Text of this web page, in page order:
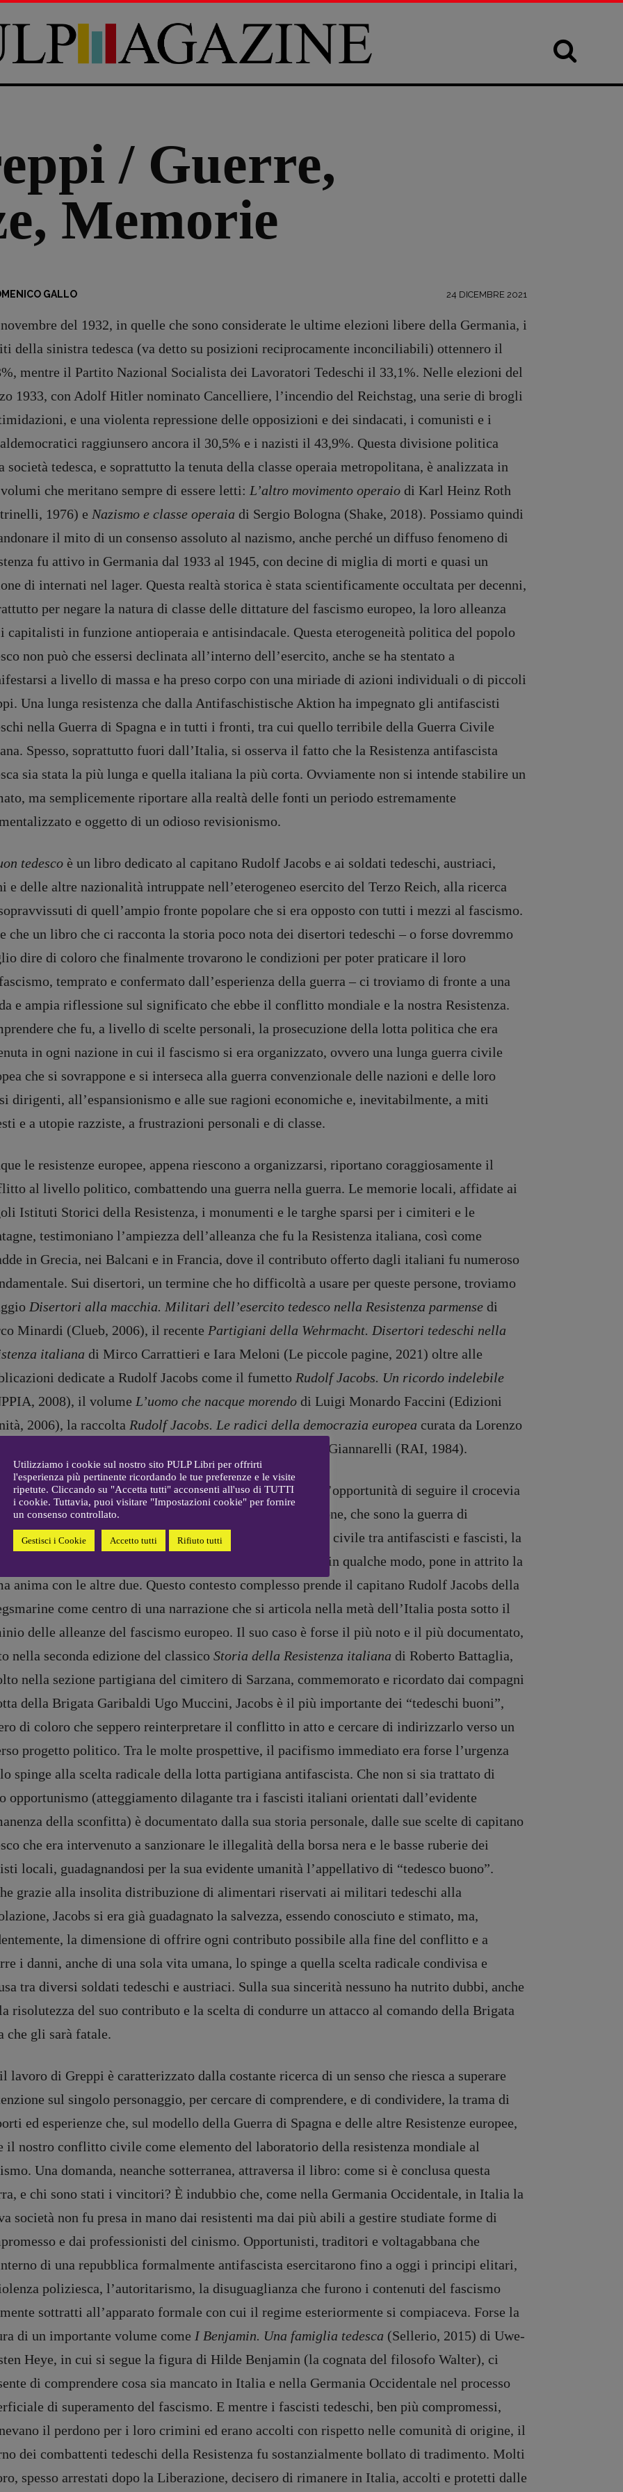
40
2022
DIRETTRICE RESPONSABILE
Antonella Marrone
REDAZIONE
Walter Catalano,Giuseppe
Roberto Derobertis ,Elio
Grasso,Fabio Malagnini,
Michielin ,Nicole Spallina,
Roberto Sturm,Tania Tonin
CONTATTI
recensioni:
Elio Grasso
[eliovoyager@gmail.com]
Coordinamento Primo Piano
[michielin.elisabetta@gmail.com]
[anna.dare.comunicazione@gmail.
com]
Fabio Malagnini
[fabio.malagnini@gmail.com]
social media:
Valentina Marcoli
/ Guerre,
Memorie
GALLO 24 DICEMBRE 2021
del 1932, in quelle che sono considerate le ultime elezioni libere della Germania, i
della sinistra tedesca (va detto su posizioni reciprocamente inconciliabili) ottennero il
mentre il Partito Nazional Socialista dei Lavoratori Tedeschi il 33,1%. Nelle elezioni del
1933, con Adolf Hitler nominato Cancelliere, l’incendio del Reichstag, una serie di brogli
e una violenta repressione delle opposizioni e dei sindacati, i comunisti e i
raggiunsero ancora il 30,5% e i nazisti il 43,9%. Questa divisione politica
società tedesca, e soprattutto la tenuta della classe operaia metropolitana, è analizzata in
che meritano sempre di essere letti: L’altro movimento operaio di Karl Heinz Roth
1976) e Nazismo e classe operaia di Sergio Bologna (Shake, 2018). Possiamo quindi
il mito di un consenso assoluto al nazismo, anche perché un diffuso fenomeno di
fu attivo in Germania dal 1933 al 1945, con decine di miglia di morti e quasi un
di internati nel lager. Questa realtà storica è stata scientificamente occultata per decenni,
per negare la natura di classe delle dittature del fascismo europeo, la loro alleanza
capitalisti in funzione antioperaia e antisindacale. Questa eterogeneità politica del popolo
non può che essersi declinata all’interno dell’esercito, anche se ha stentato a
a livello di massa e ha preso corpo con una miriade di azioni individuali o di piccoli
Una lunga resistenza che dalla Antifaschistische Aktion ha impegnato gli antifascisti
nella Guerra di Spagna e in tutti i fronti, tra cui quello terribile della Guerra Civile
Spesso, soprattutto fuori dall’Italia, si osserva il fatto che la Resistenza antifascista
sia stata la più lunga e quella italiana la più corta. Ovviamente non si intende stabilire un
ma semplicemente riportare alla realtà delle fonti un periodo estremamente
e oggetto di un odioso revisionismo.
tedesco è un libro dedicato al capitano Rudolf Jacobs e ai soldati tedeschi, austriaci,
e delle altre nazionalità intruppate nell’eterogeneo esercito del Terzo Reich, alla ricerca
di quell’ampio fronte popolare che si era opposto con tutti i mezzi al fascismo.
che un libro che ci racconta la storia poco nota dei disertori tedeschi – o forse dovremmo
dire di coloro che finalmente trovarono le condizioni per poter praticare il loro
temprato e confermato dall’esperienza della guerra – ci troviamo di fronte a una
e ampia riflessione sul significato che ebbe il conflitto mondiale e la nostra Resistenza.
che fu, a livello di scelte personali, la prosecuzione della lotta politica che era
in ogni nazione in cui il fascismo si era organizzato, ovvero una lunga guerra civile
che si sovrappone e si interseca alla guerra convenzionale delle nazioni e delle loro
dirigenti, all’espansionismo e alle sue ragioni economiche e, inevitabilmente, a miti
e a utopie razziste, a frustrazioni personali e di classe.
le resistenze europee, appena riescono a organizzarsi, riportano coraggiosamente il
al livello politico, combattendo una guerra nella guerra. Le memorie locali, affidate ai
Istituti Storici della Resistenza, i monumenti e le targhe sparsi per i cimiteri e le
testimoniano l’ampiezza dell’alleanza che fu la Resistenza italiana, così come
in Grecia, nei Balcani e in Francia, dove il contributo offerto dagli italiani fu numeroso
Sui disertori, un termine che ho difficoltà a usare per queste persone, troviamo
Disertori alla macchia. Militari dell’esercito tedesco nella Resistenza parmense di
Minardi (Clueb, 2006), il recente Partigiani della Wehrmacht. Disertori tedeschi nella
italiana di Mirco Carrattieri e Iara Meloni (Le piccole pagine, 2021) oltre alle
dedicate a Rudolf Jacobs come il fumetto Rudolf Jacobs. Un ricordo indelebile
2008), il volume L’uomo che nacque morendo di Luigi Monardo Faccini (Edizioni
2006), la raccolta Rudolf Jacobs. Le radici della democrazia europea curata da Lorenzo
(Res Edizioni, 2004) e il film
di Ansano Giannarelli (RAI, 1984).
di metodo storico attuata da Carlo Greppi ci offre l’opportunità di seguire il crocevia
tre anime della Resistenza, descritte da Claudio Pavone, che sono la guerra di
nazionale (con il suo portato patriottico), la guerra civile tra antifascisti e fascisti, la
di classe, a cui si aggiunge la dimensione europea che, in qualche modo, pone in attrito la
anima con le altre due. Questo contesto complesso prende il capitano Rudolf Jacobs della
come centro di una narrazione che si articola nella metà dell’Italia posta sotto il
delle alleanze del fascismo europeo. Il suo caso è forse il più noto e il più documentato,
nella seconda edizione del classico Storia della Resistenza italiana di Roberto Battaglia,
nella sezione partigiana del cimitero di Sarzana, commemorato e ricordato dai compagni
della Brigata Garibaldi Ugo Muccini, Jacobs è il più importante dei “tedeschi buoni”,
di coloro che seppero reinterpretare il conflitto in atto e cercare di indirizzarlo verso un
progetto politico. Tra le molte prospettive, il pacifismo immediato era forse l’urgenza
spinge alla scelta radicale della lotta partigiana antifascista. Che non si sia trattato di
opportunismo (atteggiamento dilagante tra i fascisti italiani orientati dall’evidente
della sconfitta) è documentato dalla sua storia personale, dalle sue scelte di capitano
che era intervenuto a sanzionare le illegalità della borsa nera e le basse ruberie dei
locali, guadagnandosi per la sua evidente umanità l’appellativo di “tedesco buono”.
grazie alla insolita distribuzione di alimentari riservati ai militari tedeschi alla
Jacobs si era già guadagnato la salvezza, essendo conosciuto e stimato, ma,
la dimensione di offrire ogni contributo possibile alla fine del conflitto e a
i danni, anche di una sola vita umana, lo spinge a quella scelta radicale condivisa e
tra diversi soldati tedeschi e austriaci. Sulla sua sincerità nessuno ha nutrito dubbi, anche
risolutezza del suo contributo e la scelta di condurre un attacco al comando della Brigata
che gli sarà fatale.
lavoro di Greppi è caratterizzato dalla costante ricerca di un senso che riesca a superare
sul singolo personaggio, per cercare di comprendere, e di condividere, la trama di
ed esperienze che, sul modello della Guerra di Spagna e delle altre Resistenze europee,
il nostro conflitto civile come elemento del laboratorio della resistenza mondiale al
Una domanda, neanche sotterranea, attraversa il libro: come si è conclusa questa
e chi sono stati i vincitori? È indubbio che, come nella Germania Occidentale, in Italia la
società non fu presa in mano dai resistenti ma dai più abili a gestire studiate forme di
e dai professionisti del cinismo. Opportunisti, traditori e voltagabbana che
di una repubblica formalmente antifascista esercitarono fino a oggi i principi elitari,
poliziesca, l’autoritarismo, la disuguaglianza che furono i contenuti del fascismo
sottratti all’apparato formale con cui il regime esteriormente si compiaceva. Forse la
di un importante volume come I Benjamin. Una famiglia tedesca (Sellerio, 2015) di Uwe-
Heye, in cui si segue la figura di Hilde Benjamin (la cognata del filosofo Walter), ci
di comprendere cosa sia mancato in Italia e nella Germania Occidentale nel processo
di superamento del fascismo. E mentre i fascisti tedeschi, ben più compromessi,
il perdono per i loro crimini ed erano accolti con rispetto nelle comunità di origine, il
dei combattenti tedeschi della Resistenza fu sostanzialmente bollato di tradimento. Molti
spesso arrestati dopo la Liberazione, decisero di rimanere in Italia, accolti e protetti dalle
Utilizziamo i cookie sul nostro sito PULP Libri per offrirti
l'esperienza più pertinente ricordando le tue preferenze e le visite
ripetute. Cliccando su "Accetta tutti" acconsenti all'uso di TUTTI
i cookie. Tuttavia, puoi visitare "Impostazioni cookie" per fornire
un consenso controllato.
Gestisci i Cookie Accetto tutti Rifiuto tutti